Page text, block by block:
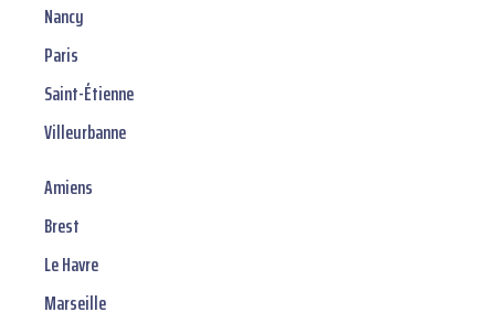
Nancy
Paris
Saint-Étienne
Villeurbanne
Amiens
Brest
Le Havre
Marseille